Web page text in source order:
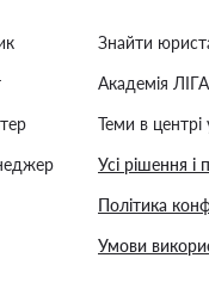
Знайти
Академія
Теми в центрі
Усі рішення і
Політика
Умови